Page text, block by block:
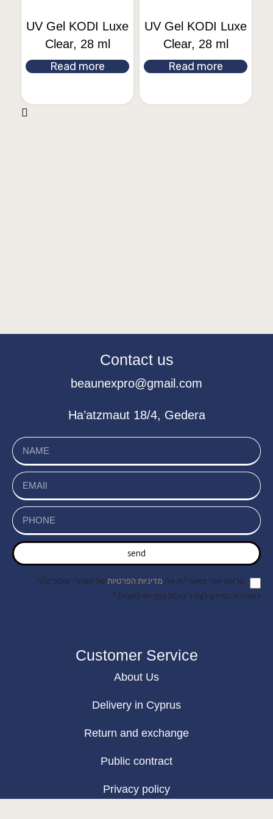
UV Gel KODI Luxe
Clear, 28 ml
Read more
UV Gel KODI Luxe
Clear, 28 ml
Read more
Contact us
beaunexpro@gmail.com
Ha’atzmaut 18/4, Gedera
send
קראתי ואני מאשר/ת את מדיניות הפרטיות של האתר, ומסכים/ה
לשמירת המידע לצורך טיפול בפנייתי (חובה) *
Customer Service
About Us
Delivery in Cyprus
Return and exchange
Public contract
Privacy policy